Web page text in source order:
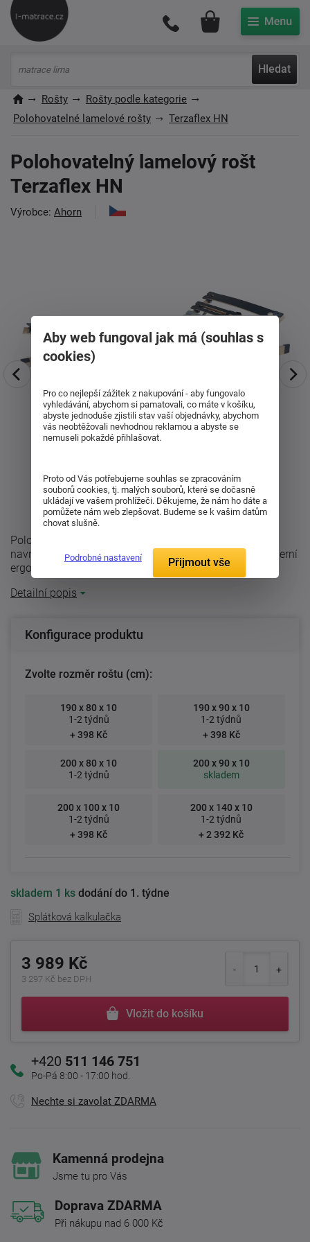
Hledat
Můj účet
Rošty
Rošty podle kategorie
Polohovatelné lamelové rošty
Terzaflex HN
Polohovatelný lamelový rošt
Terzaflex HN
Výrobce: Ahorn
Polohovatelný Terzaflex HN je komfortní lamelový rošt
navržený pro zákazníky, kteří hledají vyšší pohodlí, moderní
ergonomii a stabilní ...
Detailní popis
Konfigurace produktu
Zvolte rozměr roštu (cm):
190 x 80 x 10
1-2 týdnů
+ 398 Kč
190 x 90 x 10
1-2 týdnů
+ 398 Kč
200 x 80 x 10
1-2 týdnů
200 x 90 x 10
skladem
200 x 100 x 10
1-2 týdnů
+ 398 Kč
200 x 140 x 10
1-2 týdnů
+ 2 392 Kč
skladem 1 ks dodání do 1. týdne
Splátková kalkulačka
3 989 Kč
3 297 Kč bez DPH
Vložit do košíku
+420 511 146 751
Po-Pá 8:00 - 17:00 hod.
Nechte si zavolat ZDARMA
Kamenná prodejna
Jsme tu pro Vás
Doprava ZDARMA
Při nákupu nad 6 000 Kč
Aby web fungoval jak má (souhlas s
cookies)
Pro co nejlepší zážitek z nakupování - aby fungovalo
vyhledávání, abychom si pamatovali, co máte v košíku,
abyste jednoduše zjistili stav vaší objednávky, abychom
vás neobtěžovali nevhodnou reklamou a abyste se
nemuseli pokaždé přihlašovat.
Proto od Vás potřebujeme souhlas se zpracováním
souborů cookies, tj. malých souborů, které se dočasně
ukládají ve vašem prohlížeči. Děkujeme, že nám ho dáte a
pomůžete nám web zlepšovat. Budeme se k vašim datům
chovat slušně.
Podrobné nastavení Přijmout vše